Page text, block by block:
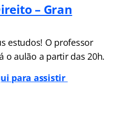
– Gran
estudos! O professor
o aulão a partir das 20h.
para assistir